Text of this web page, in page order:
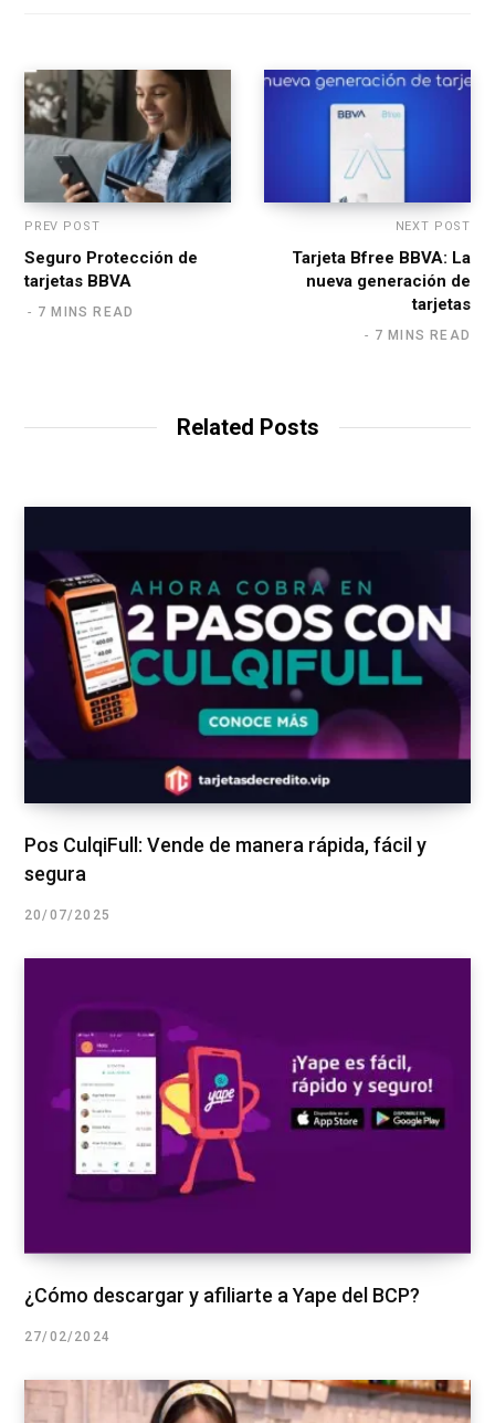
PREV POST
Seguro Protección de
tarjetas BBVA
7 MINS READ
NEXT POST
Tarjeta Bfree BBVA: La
nueva generación de
tarjetas
7 MINS READ
Related Posts
Pos CulqiFull: Vende de manera rápida, fácil y
segura
20/07/2025
¿Cómo descargar y afiliarte a Yape del BCP?
27/02/2024